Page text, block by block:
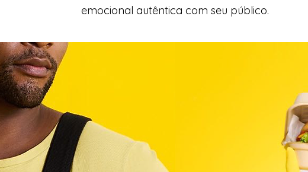
emocional autêntica com seu público.